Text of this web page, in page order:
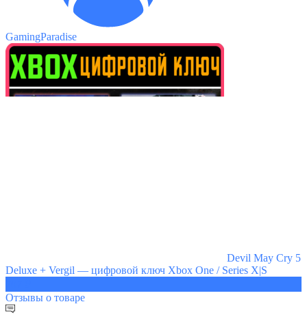
GamingParadise
Devil May Cry 5
Deluxe + Vergil — цифровой ключ Xbox One / Series X|S
Отзывы о товаре